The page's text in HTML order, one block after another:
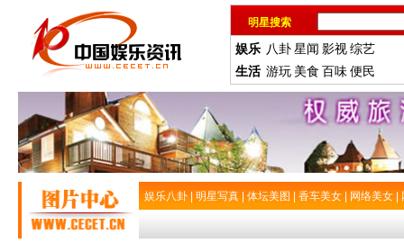
明星搜索
娱乐 八卦星闻 影视综艺
生活 游玩 美食 百味便民
娱乐八卦 明星写真 体坛美图 香车美女 网络美女